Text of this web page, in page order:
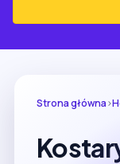
Strona główna›